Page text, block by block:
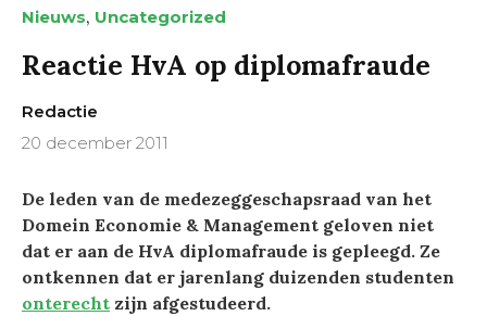
Nieuws, Uncategorized
Reactie HvA op diplomafraude
Redactie
20 december 2011
De leden van de medezeggeschapsraad van het
Domein Economie & Management geloven niet
dat er aan de HvA diplomafraude is gepleegd. Ze
ontkennen dat er jarenlang duizenden studenten
onterecht zijn afgestudeerd.